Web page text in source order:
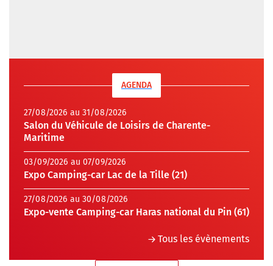
AGENDA
27/08/2026 au 31/08/2026
Salon du Véhicule de Loisirs de Charente-
Maritime
03/09/2026 au 07/09/2026
Expo Camping-car Lac de la Tille (21)
27/08/2026 au 30/08/2026
Expo-vente Camping-car Haras national du Pin (61)
Tous les évènements